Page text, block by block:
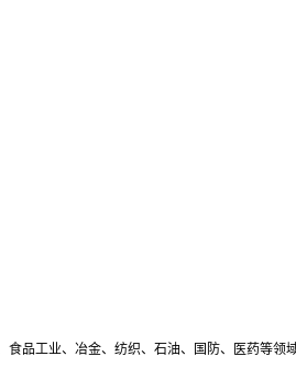
品工业、冶金、纺织、石油、国防、医药等领域